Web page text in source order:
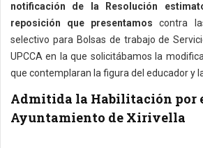
notificación de la Resolución
reposición que presentamos contra
selectivo para Bolsas de trabajo de
UPCCA en la que solicitábamos la
que contemplaran la figura del educador y
Admitida la Habilitación por
Ayuntamiento de Xirivella